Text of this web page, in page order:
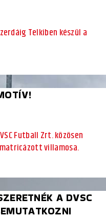
Telkiben készül a
Futball Zrt. közösen
villamosa.
A DVSC